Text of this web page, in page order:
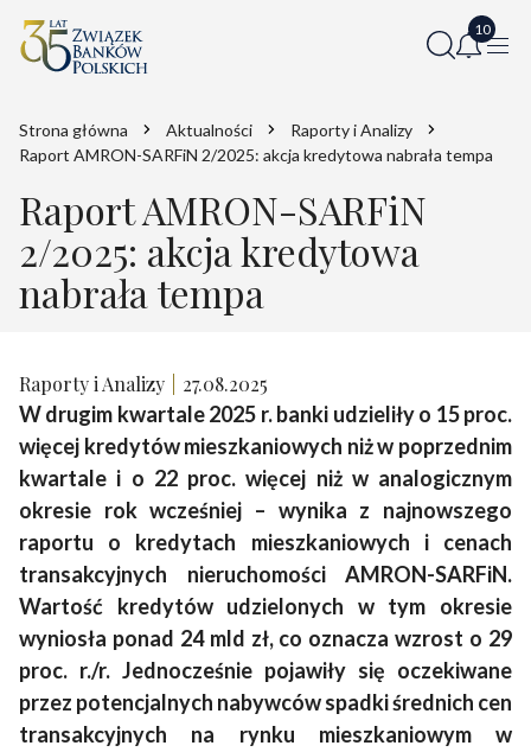
Strona główna Aktualności
Raporty i Analizy
Raport AMRON-SARFiN 2/2025: akcja kredytowa nabrała tempa
Raport AMRON-SARFiN
2/2025: akcja kredytowa
nabrała tempa
Raporty i Analizy 27.08.2025
W drugim kwartale 2025 r. banki udzieliły o 15 proc.
więcej kredytów mieszkaniowych niż w poprzednim
kwartale i o 22 proc. więcej niż w analogicznym
okresie rok wcześniej – wynika z najnowszego
raportu o kredytach mieszkaniowych i cenach
transakcyjnych nieruchomości AMRON-SARFiN.
Wartość kredytów udzielonych w tym okresie
wyniosła ponad 24 mld zł, co oznacza wzrost o 29
proc. r./r. Jednocześnie pojawiły się oczekiwane
przez potencjalnych nabywców spadki średnich cen
transakcyjnych na rynku mieszkaniowym w